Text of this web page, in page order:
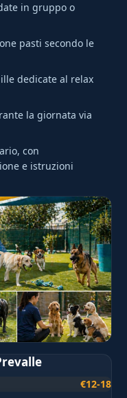
in gruppo o
pasti secondo le
dedicate al relax
la giornata via
con
e istruzioni
€12-18